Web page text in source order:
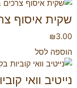
שקית איסוף
₪3.00
הוספה לסל
נייטיב וואי קוביות